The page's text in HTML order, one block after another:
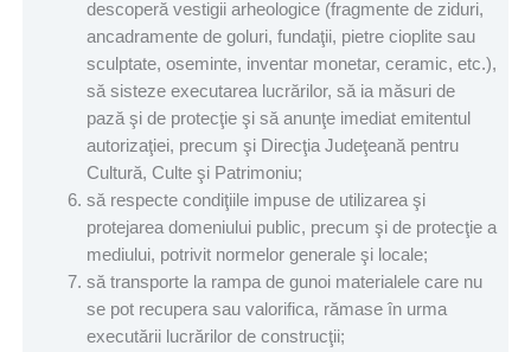
descoperă vestigii arheologice (fragmente de ziduri,
ancadramente de goluri, fundaţii, pietre cioplite sau
sculptate, oseminte, inventar monetar, ceramic, etc.),
să sisteze executarea lucrărilor, să ia măsuri de
pază şi de protecţie şi să anunţe imediat emitentul
autorizaţiei, precum şi Direcţia Judeţeană pentru
Cultură, Culte şi Patrimoniu;
să respecte condiţiile impuse de utilizarea şi
protejarea domeniului public, precum şi de protecţie a
mediului, potrivit normelor generale şi locale;
să transporte la rampa de gunoi materialele care nu
se pot recupera sau valorifica, rămase în urma
executării lucrărilor de construcţii;